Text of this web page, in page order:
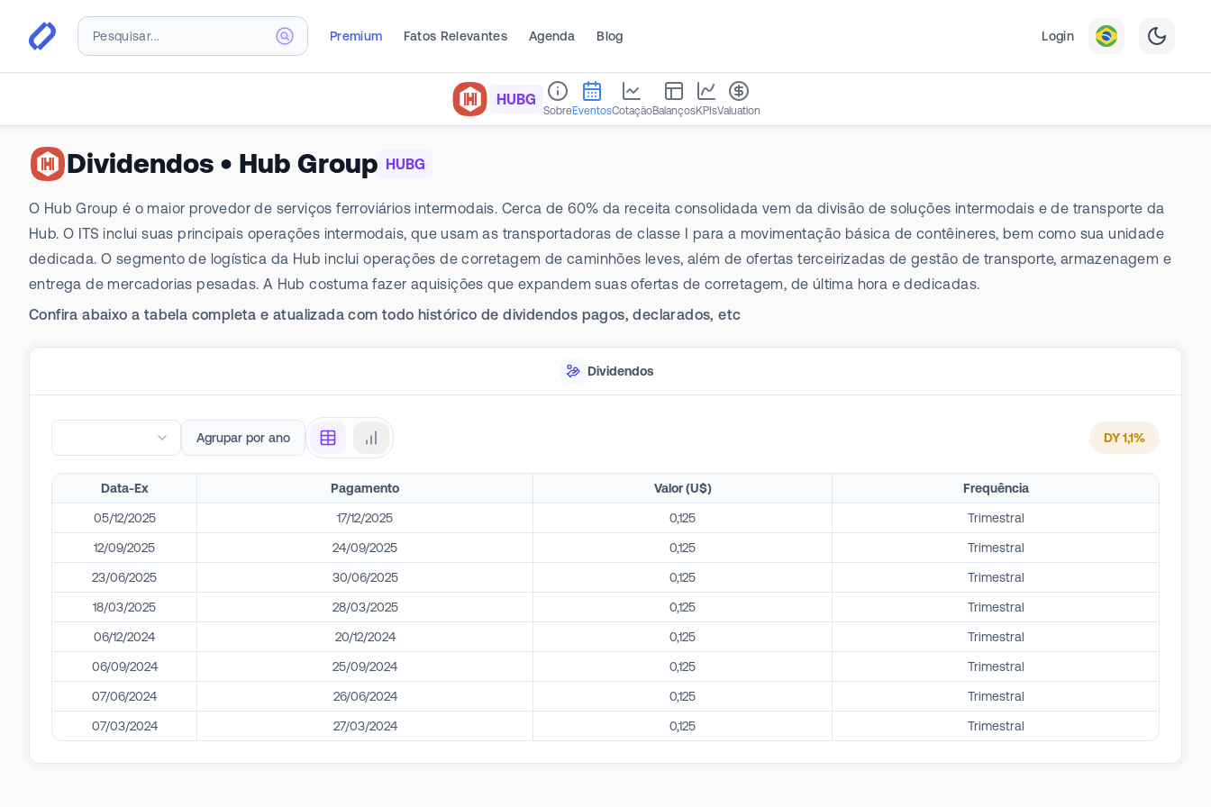
Premium Fatos Relevantes Agenda Blog Login
HUBG
SobreEventosCotaçãoBalançosKPIsValuation
Dividendos • Hub Group HUBG
O Hub Group é o maior provedor de serviços ferroviários intermodais. Cerca de 60% da receita consolidada vem da divisão de soluções intermodais e de transporte da
Hub. O ITS inclui suas principais operações intermodais, que usam as transportadoras de classe I para a movimentação básica de contêineres, bem como sua unidade
dedicada. O segmento de logística da Hub inclui operações de corretagem de caminhões leves, além de ofertas terceirizadas de gestão de transporte, armazenagem e
entrega de mercadorias pesadas. A Hub costuma fazer aquisições que expandem suas ofertas de corretagem, de última hora e dedicadas.
Confira abaixo a tabela completa e atualizada com todo histórico de dividendos pagos, declarados, etc
Dividendos
Agrupar por ano DY1,1%
Data-Ex Pagamento Valor (U$) Frequência
05/12/2025 17/12/2025 0,125 Trimestral
12/09/2025 24/09/2025 0,125 Trimestral
23/06/2025 30/06/2025 0,125 Trimestral
18/03/2025 28/03/2025 0,125 Trimestral
06/12/2024 20/12/2024 0,125 Trimestral
06/09/2024 25/09/2024 0,125 Trimestral
07/06/2024 26/06/2024 0,125 Trimestral
07/03/2024 27/03/2024 0,125 Trimestral